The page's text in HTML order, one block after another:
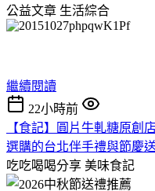
公益文章 生活綜合
繼續閱讀
22小時前
【食記】圓片牛軋糖原創
選購的台北伴手禮與節慶
吃吃喝喝分享 美味食記